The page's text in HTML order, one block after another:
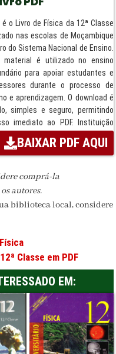
é o Livro de Física da 12ª Classe
nas escolas de Moçambique
do Sistema Nacional de Ensino.
material é utilizado no ensino
para apoiar estudantes e
durante o processo de
e aprendizagem. O download é
simples e seguro, permitindo
imediato ao PDF. Instituição
Plural Editores.
Livro, Disciplina de Física,
Nacional de Ensino, Plural
Download seguro, PDF
/ Ciclo:
Plural Editores
BAIXAR PDF AQUI
comprá-la
autores.
biblioteca local, considere
Física
Classe em PDF
EM: